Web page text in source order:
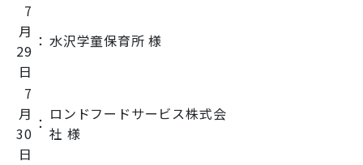
7
月
29
日
： 水沢学童保育所 様
7
月
30
日
： ロンドフードサービス株式会
社 様